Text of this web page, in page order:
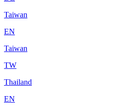
Taiwan
EN
Taiwan
TW
Thailand
EN